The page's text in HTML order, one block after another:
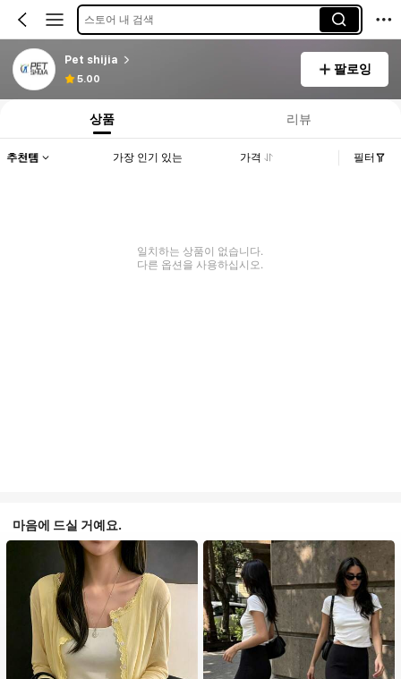
스토어 내 검색
Pet shijia
5.00
팔로잉
상품 리뷰
추천템 가장 인기 있는 가격 필터
일치하는 상품이 없습니다.
다른 옵션을 사용하십시오.
마음에 드실 거예요.